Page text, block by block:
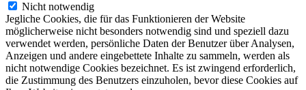
Nicht notwendig
Jegliche Cookies, die für das Funktionieren der Website
möglicherweise nicht besonders notwendig sind und speziell dazu
verwendet werden, persönliche Daten der Benutzer über Analysen,
Anzeigen und andere eingebettete Inhalte zu sammeln, werden als
nicht notwendige Cookies bezeichnet. Es ist zwingend erforderlich,
die Zustimmung des Benutzers einzuholen, bevor diese Cookies auf